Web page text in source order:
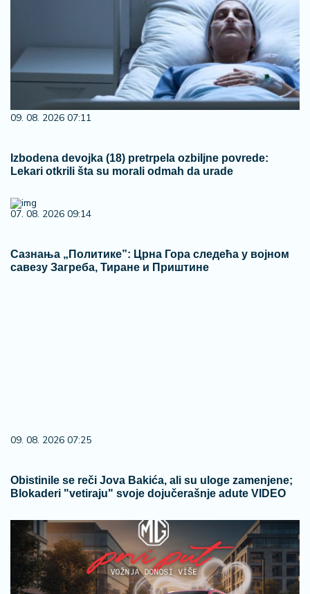
09. 08. 2026 07:11
Izbodena devojka (18) pretrpela ozbiljne povrede:
Lekari otkrili šta su morali odmah da urade
07. 08. 2026 09:14
Сазнања „Политике”: Црна Гора следећа у војном
савезу Загреба, Тиране и Приштине
09. 08. 2026 07:25
Obistinile se reči Jova Bakića, ali su uloge zamenjene;
Blokaderi "vetiraju" svoje dojučerašnje adute VIDEO